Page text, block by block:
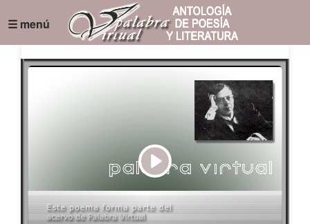
☰ menú
Play